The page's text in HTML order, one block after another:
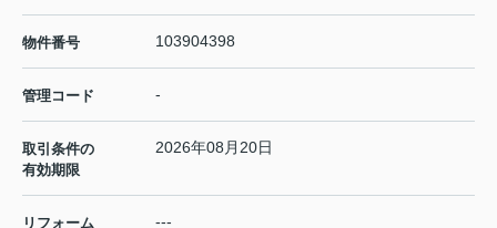
物件番号 103904398
管理コード -
取引条件の
有効期限
2026年08月20日
リフォーム ---